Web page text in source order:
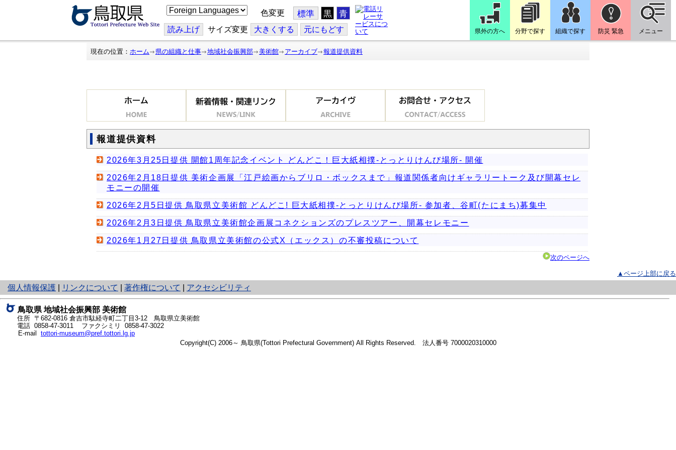
こ
の
ジ
を
翻
色変更 標準 黒 青
読み上げ サイズ変更 大きくする 元にもどす 県外の方へ 分野で探す 組織で探す 防災 緊急 メニュー
現在の位置： ホーム 県の組織と仕事 地域社会振興部 美術館 アーカイブ 報道提供資料
報道提供資料
2026年3月25日提供 開館1周年記念イベント どんどこ！巨大紙相撲-とっとりけんび場所- 開催
2026年2月18日提供 美術企画展「江戸絵画からブリロ・ボックスまで」報道関係者向けギャラリートーク及び開幕セレ
モニーの開催
2026年2月5日提供 鳥取県立美術館 どんどこ! 巨大紙相撲-とっとりけんび場所- 参加者、谷町(たにまち)募集中
2026年2月3日提供 鳥取県立美術館企画展コネクションズのプレスツアー、開幕セレモニー
2026年1月27日提供 鳥取県立美術館の公式X（エックス）の不審投稿について
次のページへ
▲ページ上部に戻る
個人情報保護
と
り
ネ
ッ
ト
へ
リンクについて 著作権について アクセシビリティ
鳥取県 地域社会振興部 美術館
住所 〒682-0816 倉吉市駄経寺町二丁目3-12 鳥取県立美術館
電話 0858-47-3011
ファクシミリ 0858-47-3022
E-mail tottori-museum@pref.tottori.lg.jp
Copyright(C) 2006～ 鳥取県(Tottori Prefectural Government) All Rights Reserved. 法人番号 7000020310000